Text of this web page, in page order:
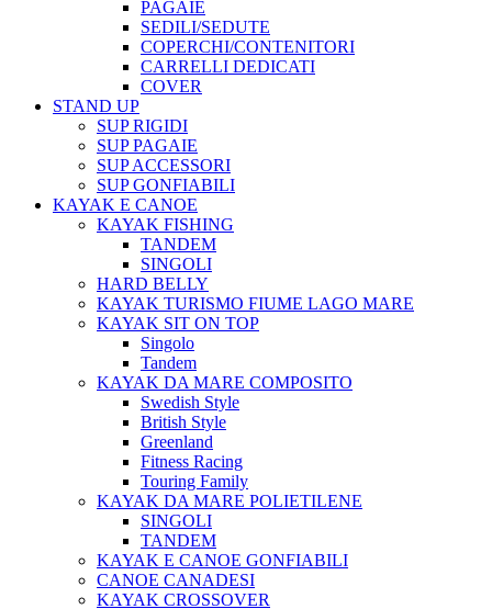
PAGAIE
SEDILI/SEDUTE
COPERCHI/CONTENITORI
CARRELLI DEDICATI
COVER
STAND UP
SUP RIGIDI
SUP PAGAIE
SUP ACCESSORI
SUP GONFIABILI
KAYAK E CANOE
KAYAK FISHING
TANDEM
SINGOLI
HARD BELLY
KAYAK TURISMO FIUME LAGO MARE
KAYAK SIT ON TOP
Singolo
Tandem
KAYAK DA MARE COMPOSITO
Swedish Style
British Style
Greenland
Fitness Racing
Touring Family
KAYAK DA MARE POLIETILENE
SINGOLI
TANDEM
KAYAK E CANOE GONFIABILI
CANOE CANADESI
KAYAK CROSSOVER